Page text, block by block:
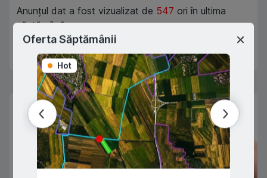
Anunțul dat a fost vizualizat de 547 ori în ultima
săptămână.
Prima rată 15%
Sau prin programul guvernamental
"Prima Casă" cu doar 10% prima rată
Oferta Săptămânii
Hot